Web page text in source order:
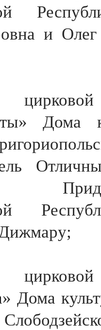
и
цирковой
Дома
цирковой
Дома